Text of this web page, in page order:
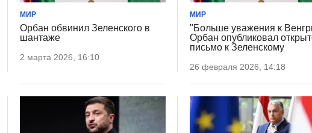
МИР
Орбан обвинил Зеленского в
шантаже
2 марта 2026, 16:10
МИР
"Больше уважения к
Орбан опубликовал
письмо к Зеленскому
26 февраля 2026, 14:18